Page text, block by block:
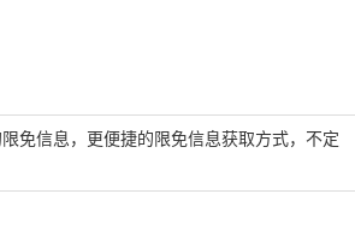
免信息，更便捷的限免信息获取方式，不定